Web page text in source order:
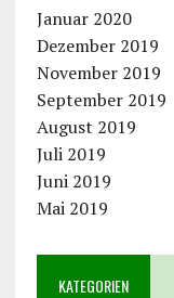
Januar 2020
Dezember 2019
November 2019
September 2019
August 2019
Juli 2019
Juni 2019
Mai 2019
KATEGORIEN